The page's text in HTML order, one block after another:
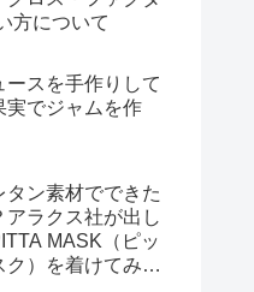
方について
ースを手作りして
実でジャムを作
タン素材でできた
アラクス社が出し
MASK（ピッ
ク）を着けてみま